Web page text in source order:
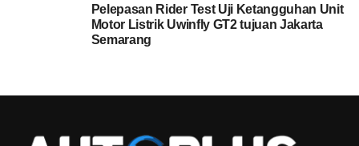
Pelepasan Rider Test Uji Ketangguhan Unit
Motor Listrik Uwinfly GT2 tujuan Jakarta
Semarang